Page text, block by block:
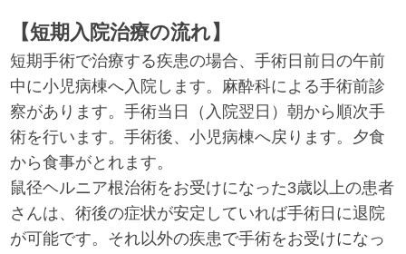
【短期入院治療の流れ】
短期手術で治療する疾患の場合、手術日前日の午前
中に小児病棟へ入院します。麻酔科による手術前診
察があります。手術当日（入院翌日）朝から順次手
術を行います。手術後、小児病棟へ戻ります。夕食
から食事がとれます。
鼠径ヘルニア根治術をお受けになった3歳以上の患者
さんは、術後の症状が安定していれば手術日に退院
が可能です。それ以外の疾患で手術をお受けになっ